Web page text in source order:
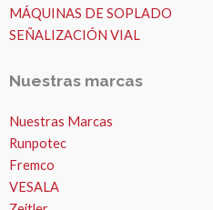
MÁQUINAS DE SOPLADO
SEÑALIZACIÓN VIAL
Nuestras marcas
Nuestras Marcas
Runpotec
Fremco
VESALA